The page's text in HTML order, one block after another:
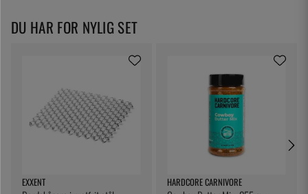
DU HAR FOR NYLIG SET
EXXENT HARDCORE CARNIVORE